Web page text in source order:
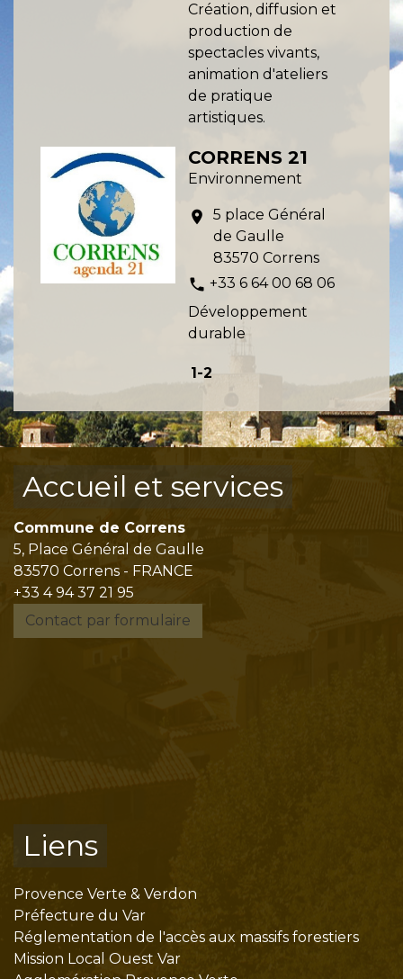
Création, diffusion et
production de
spectacles vivants,
animation d'ateliers
de pratique
artistiques.
CORRENS 21
Environnement
location_on
5 place Général
de Gaulle
83570 Correns
phone +33 6 64 00 68 06
Développement
durable
1-2
Accueil et services
Commune de Correns
5, Place Général de Gaulle
83570 Correns - FRANCE
+33 4 94 37 21 95
Contact par formulaire
Liens
Provence Verte & Verdon
Préfecture du Var
Réglementation de l'accès aux massifs forestiers
Mission Local Ouest Var